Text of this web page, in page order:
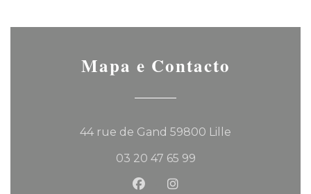
Mapa e Contacto
44 rue de Gand 59800 Lille
03 20 47 65 99